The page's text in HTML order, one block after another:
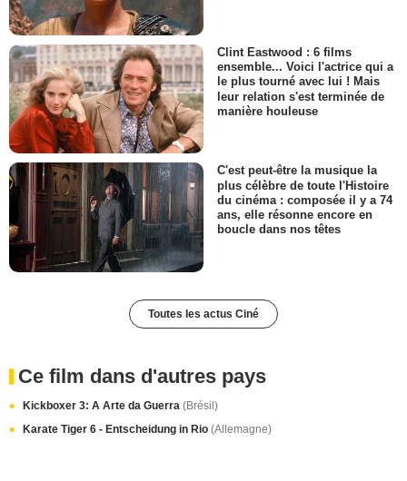
Clint Eastwood : 6 films
ensemble... Voici l'actrice qui a
le plus tourné avec lui ! Mais
leur relation s'est terminée de
manière houleuse
C'est peut-être la musique la
plus célèbre de toute l'Histoire
du cinéma : composée il y a 74
ans, elle résonne encore en
boucle dans nos têtes
Toutes les actus Ciné
Ce film dans d'autres pays
Kickboxer 3: A Arte da Guerra (Brésil)
Karate Tiger 6 - Entscheidung in Rio (Allemagne)